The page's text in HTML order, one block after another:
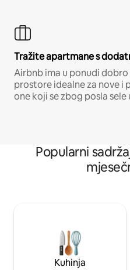
Tražite apartmane s
Airbnb ima u ponudi
prostore idealne za nove i
one koji se zbog posla sele
Popularni
Kuhinja